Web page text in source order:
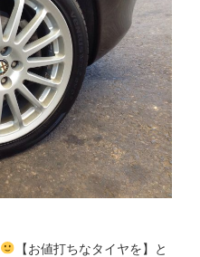
【お値打ちなタイヤを】と